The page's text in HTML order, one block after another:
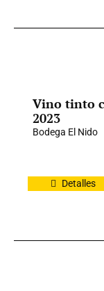
Vino tinto
2023
Bodega El Nido
Detalles